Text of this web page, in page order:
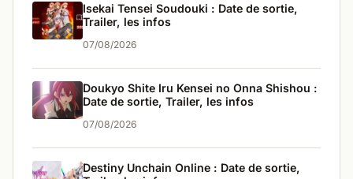
Isekai Tensei Soudouki : Date de sortie,
Trailer, les infos
07/08/2026
Doukyo Shite Iru Kensei no Onna Shishou :
Date de sortie, Trailer, les infos
07/08/2026
Destiny Unchain Online : Date de sortie,